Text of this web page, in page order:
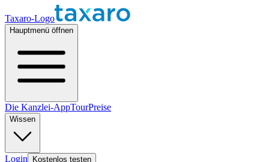
Taxaro-Logo
Hauptmenü öffnen
Die Kanzlei-AppTourPreise
Wissen
Login Kostenlos testen